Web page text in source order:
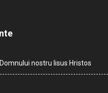
nostru Iisus Hristos